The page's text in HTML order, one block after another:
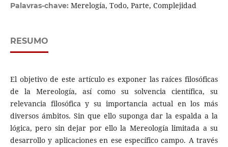
Palavras-chave: Merelogía, Todo, Parte, Complejidad
RESUMO
El objetivo de este artículo es exponer las raíces filosóficas
de la Mereología, así como su solvencia científica, su
relevancia filosófica y su importancia actual en los más
diversos ámbitos. Sin que ello suponga dar la espalda a la
lógica, pero sin dejar por ello la Mereología limitada a su
desarrollo y aplicaciones en ese específico campo. A través